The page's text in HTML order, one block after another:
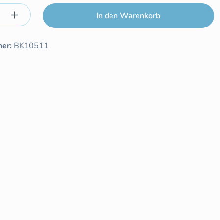
Gib den gewünschten Wert ein
In den Warenkorb
BK10511